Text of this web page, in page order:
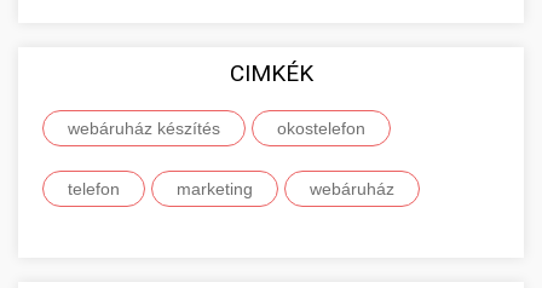
CIMKÉK
webáruház készítés okostelefon
telefon marketing webáruház